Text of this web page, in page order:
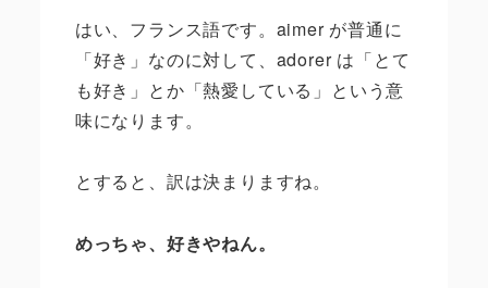
はい、フランス語です。aimer が普通に
「好き」なのに対して、adorer は「とて
も好き」とか「熱愛している」という意
味になります。
とすると、訳は決まりますね。
めっちゃ、好きやねん。